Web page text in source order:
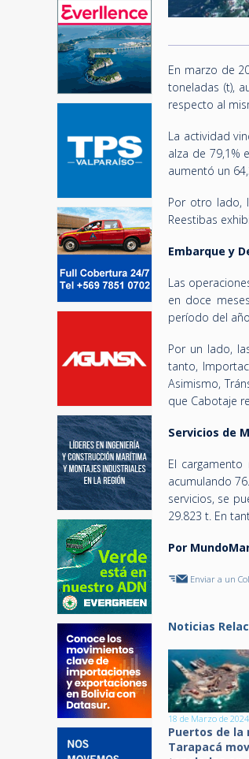
En marzo de
toneladas (t),
respecto al
La actividad
alza de 79,1%
aumentó un
Por otro lado,
Reestibas
Embarque y
Las
en doce
período del
Por un lado,
tanto,
Asimismo,
que Cabotaje
Servicios de
El
acumulando
servicios, se
29.823 t. En
Por
Enviar a un
Noticias
18 de Marzo de 2024
Puertos de la
Tarapacá